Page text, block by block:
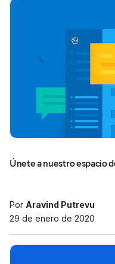
Únete a nuestro espacio
Por Aravind Putrevu
29 de enero de 2020